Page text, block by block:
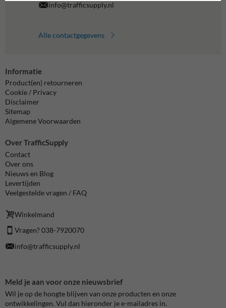
info@trafficsupply.nl
Alle contactgegevens
Informatie
Product(en) retourneren
Cookie / Privacy
Disclaimer
Sitemap
Algemene Voorwaarden
Over TrafficSupply
Contact
Over ons
Nieuws en Blog
Levertijden
Veelgestelde vragen / FAQ
Winkelmand
Vragen? 038-7920070
info@trafficsupply.nl
Meld je aan voor onze nieuwsbrief
Wil je op de hoogte blijven van onze producten en onze
ontwikkelingen. Vul dan hieronder je e-mailadres in.